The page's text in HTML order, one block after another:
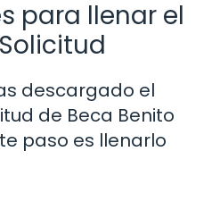
para llenar el
descargado el
de Beca Benito
paso es llenarlo